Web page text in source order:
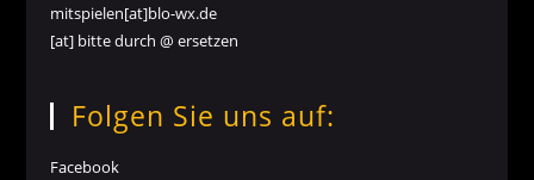
mitspielen[at]blo-wx.de
[at] bitte durch @ ersetzen
Folgen Sie uns auf:
Facebook